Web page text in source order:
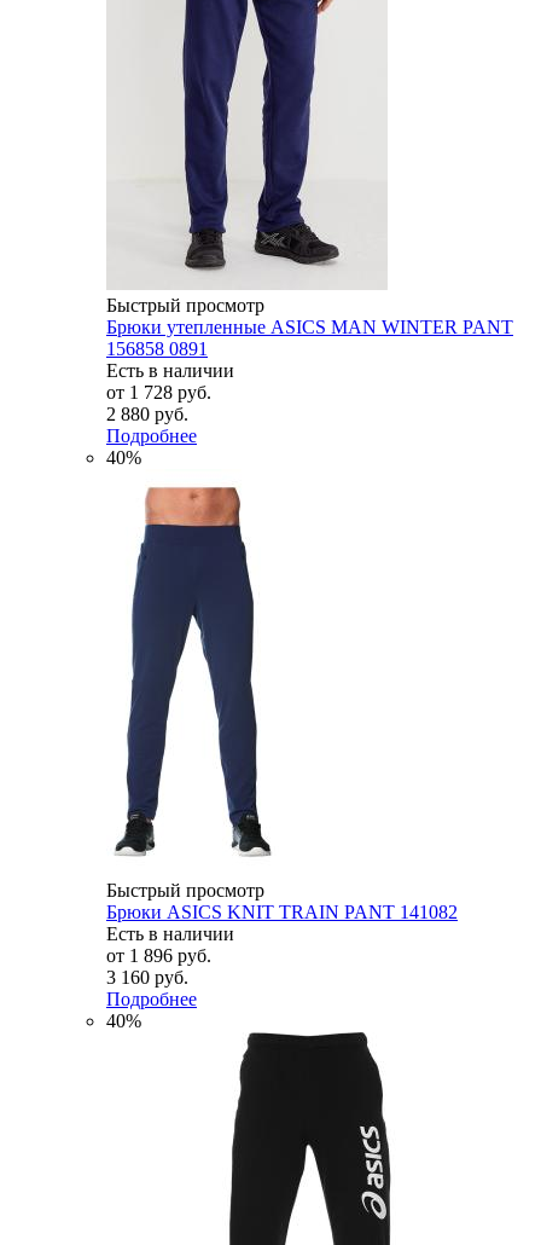
Быстрый просмотр
Брюки утепленные ASICS MAN WINTER PANT
156858 0891
Есть в наличии
от 1 728 руб.
2 880 руб.
Подробнее
40%
Быстрый просмотр
Брюки ASICS KNIT TRAIN PANT 141082
Есть в наличии
от 1 896 руб.
3 160 руб.
Подробнее
40%